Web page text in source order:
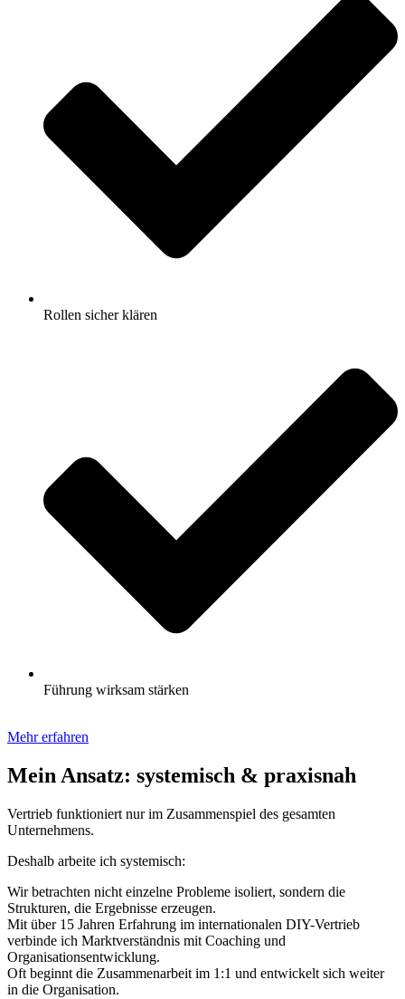
Rollen sicher klären
Führung wirksam stärken
Mehr erfahren
Mein Ansatz: systemisch & praxisnah
Vertrieb funktioniert nur im Zusammenspiel des gesamten
Unternehmens.
Deshalb arbeite ich systemisch:
Wir betrachten nicht einzelne Probleme isoliert, sondern die
Strukturen, die Ergebnisse erzeugen.
Mit über 15 Jahren Erfahrung im internationalen DIY-Vertrieb
verbinde ich Marktverständnis mit Coaching und
Organisationsentwicklung.
Oft beginnt die Zusammenarbeit im 1:1 und entwickelt sich weiter
in die Organisation.